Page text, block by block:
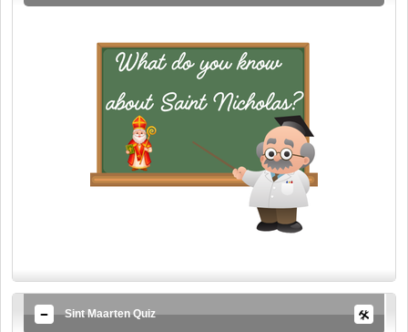
Sint Maarten Quiz